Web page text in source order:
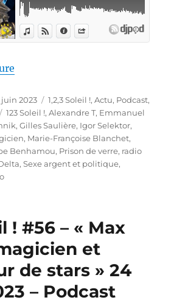
juin 2023 Catégories
1,2,3 Soleil !,Actu, Podcast,
Étiquettes
123 Soleil !,Alexandre T, Emmanuel
,Gilles Saulière, Igor Selektor,
, Marie-Françoise Blanchet,
Benhamou, Prison de verre, radio
,Sexe argent et politique,
! #56 – « Max
et
de stars » 24
– Podcast